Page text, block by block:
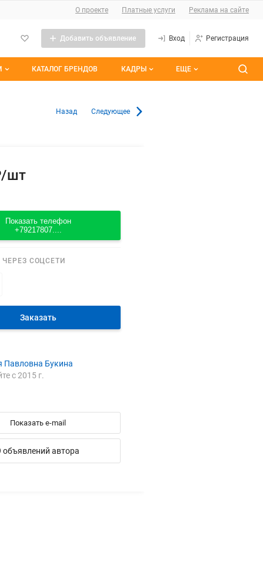
О сайте
О проекте Платные услуги Реклама на сайте
Добавить объявление Вход Регистрация
КАТАЛОГ БРЕНДОВ КАДРЫ ЕЩЕ
Назад Следующее
шт
Показать телефон
+79217807....
СОЦСЕТИ
Заказать
Павловна Букина
с 2015 г.
Показать e-mail
объявлений автора